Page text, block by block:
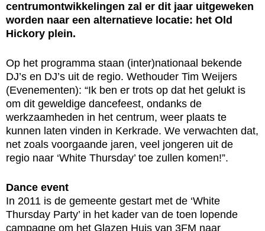
centrumontwikkelingen zal er dit jaar uitgeweken
worden naar een alternatieve locatie: het Old
Hickory plein.
Op het programma staan (inter)nationaal bekende
DJ’s en DJ’s uit de regio. Wethouder Tim Weijers
(Evenementen): “Ik ben er trots op dat het gelukt is
om dit geweldige dancefeest, ondanks de
werkzaamheden in het centrum, weer plaats te
kunnen laten vinden in Kerkrade. We verwachten dat,
net zoals voorgaande jaren, veel jongeren uit de
regio naar ‘White Thursday’ toe zullen komen!”.
Dance event
In 2011 is de gemeente gestart met de ‘White
Thursday Party’ in het kader van de toen lopende
campagne om het Glazen Huis van 3FM naar